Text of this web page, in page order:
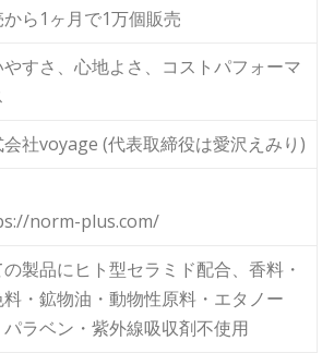
ら1ヶ月で1万個販売
すさ、心地よさ、コストパフォーマ
社voyage (代表取締役は愛沢えみり)
norm-plus.com/
製品にヒト型セラミド配合、香料・
・鉱物油・動物性原料・エタノー
パラベン・紫外線吸収剤不使用